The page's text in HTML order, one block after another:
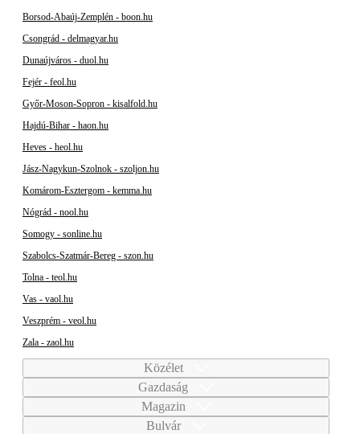
Borsod-Abaúj-Zemplén - boon.hu
Csongrád - delmagyar.hu
Dunaújváros - duol.hu
Fejér - feol.hu
Győr-Moson-Sopron - kisalfold.hu
Hajdú-Bihar - haon.hu
Heves - heol.hu
Jász-Nagykun-Szolnok - szoljon.hu
Komárom-Esztergom - kemma.hu
Nógrád - nool.hu
Somogy - sonline.hu
Szabolcs-Szatmár-Bereg - szon.hu
Tolna - teol.hu
Vas - vaol.hu
Veszprém - veol.hu
Zala - zaol.hu
Közélet
Gazdaság
Magazin
Bulvár